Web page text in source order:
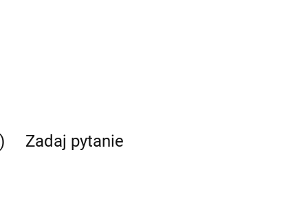
Zadaj pytanie